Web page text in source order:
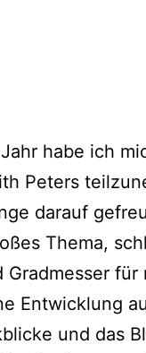
habe ich
Peters
darauf
Thema,
für
Entwicklung
und das